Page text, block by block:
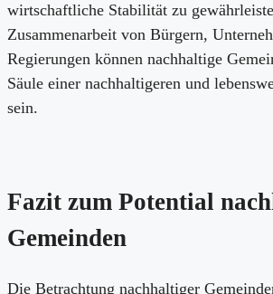
wirtschaftliche Stabilität zu
Zusammenarbeit von Bürgern,
Regierungen können nachhaltige
Säule einer nachhaltigeren und
sein.
Fazit zum Potential
Gemeinden
Die Betrachtung nachhaltiger